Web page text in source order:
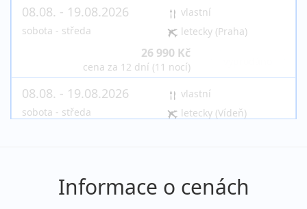
08.08. - 19.08.2026
sobota - středa
vlastní
letecky (Praha)
26 990 Kč
cena za 12 dní (11 nocí)
08.08. - 19.08.2026
sobota - středa
vlastní
letecky (Vídeň)
08.08. - 22.08.2026
sobota - sobota
letecky (Praha)
Informace o cenách